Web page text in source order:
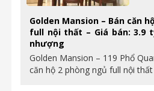
Golden Mansion – Bán căn
full nội thất – Giá bán: 3.9
nhượng
Golden Mansion – 119 Phổ
căn hộ 2 phòng ngủ full nội